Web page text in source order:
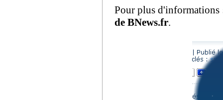
Pour plus d'informations
de BNews.fr.